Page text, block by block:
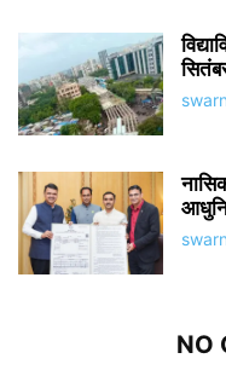
NO